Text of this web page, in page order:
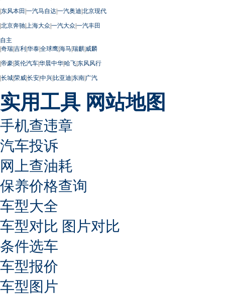
|东风本田 |一汽马自达|一汽奥迪|北京现代
|北京奔驰| 上海大众|一汽大众|一汽丰田
自主
|奇瑞|吉利|华泰|全球鹰|海马|瑞麒|威麟
|帝豪|英伦汽车|华晨中华|哈飞|东风风行
|长城|荣威|长安|中兴|比亚迪|东南|广汽
实用工具 网站地图
手机查违章
汽车投诉
网上查油耗
保养价格查询
车型大全
车型对比 图片对比
条件选车
车型报价
车型图片